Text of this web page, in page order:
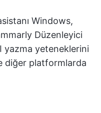
Windows,
Düzenleyici
yazma yeteneklerini
diğer platformlarda